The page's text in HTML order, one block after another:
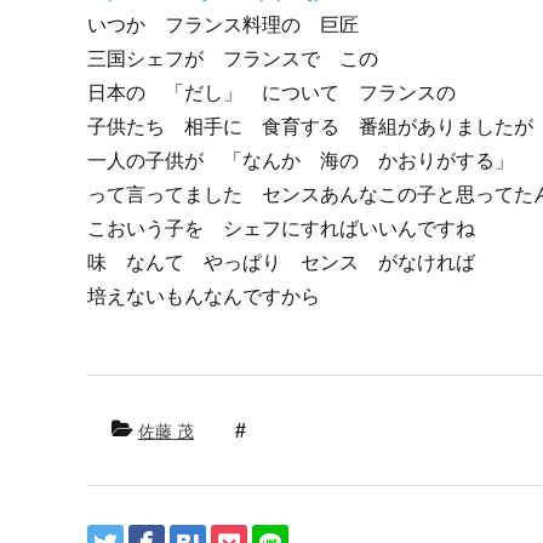
いつか フランス料理の 巨匠
三国シェフが フランスで この
日本の 「だし」 について フランスの
子供たち 相手に 食育する 番組がありましたが
一人の子供が 「なんか 海の かおりがする」
って言ってました センスあんなこの子と思ってた
こおいう子を シェフにすればいいんですね
味 なんて やっぱり センス がなければ
培えないもんなんですから
佐藤 茂